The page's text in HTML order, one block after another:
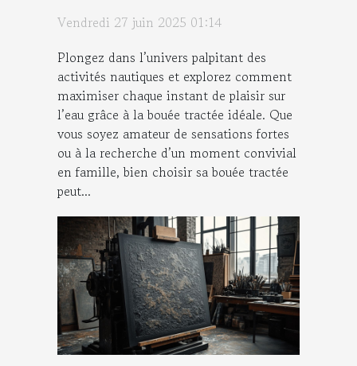
Vendredi 27 juin 2025 01:14
Plongez dans l’univers palpitant des
activités nautiques et explorez comment
maximiser chaque instant de plaisir sur
l’eau grâce à la bouée tractée idéale. Que
vous soyez amateur de sensations fortes
ou à la recherche d’un moment convivial
en famille, bien choisir sa bouée tractée
peut...